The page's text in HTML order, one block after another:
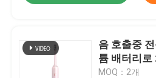
음 호출중
튬 배터리로
MOQ：2개